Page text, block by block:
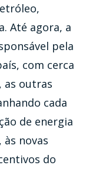
Até agora, a
pela
com cerca
as outras
cada
de energia
novas
do